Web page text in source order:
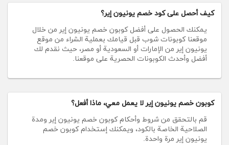
كيف أحصل على كود خصم يونيون إير؟
يمكنك الحصول على أفضل كوبون خصم يونيون إير من خلال
موقعنا كوبونات شوب قبل قيامك بعملية الشراء من موقع
يونيون إير من الإمارات أو السعودية أو مصر، حيث نقدم لك
أفضل وأحدث الكوبونات الحصرية على موقعنا.
كوبون خصم يونيون إير لا يعمل معي، ماذا أفعل؟
قم بالتحقق من شروط وأحكام كوبون خصم يونيون إير ومدة
الصلاحية الخاصة بالكود، ويمكنك إستخدام كوبون خصم
يونيون إير مرة واحدة.